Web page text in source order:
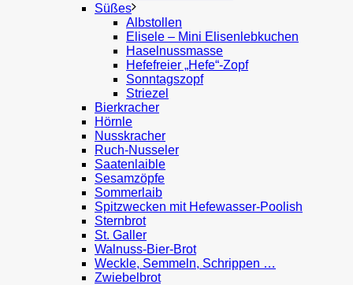
Süßes
Albstollen
Elisele – Mini Elisenlebkuchen
Haselnussmasse
Hefefreier „Hefe“-Zopf
Sonntagszopf
Striezel
Bierkracher
Hörnle
Nusskracher
Ruch-Nusseler
Saatenlaible
Sesamzöpfe
Sommerlaib
Spitzwecken mit Hefewasser-Poolish
Sternbrot
St. Galler
Walnuss-Bier-Brot
Weckle, Semmeln, Schrippen …
Zwiebelbrot